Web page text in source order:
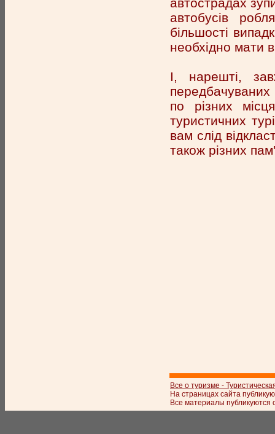
автострадах
автобусів
більшості
необхідно мати
І, нарешті,
по різних
туристичних
вам слід
також різних
Все о туризме -
На страницах сайта
Все материалы публикуются